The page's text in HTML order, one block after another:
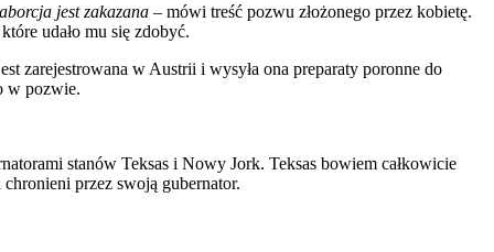
jest zakazana – mówi treść pozwu złożonego przez kobietę.
udało mu się zdobyć.
zarejestrowana w Austrii i wysyła ona preparaty poronne do
w pozwie.
stanów Teksas i Nowy Jork. Teksas bowiem całkowicie
przez swoją gubernator.